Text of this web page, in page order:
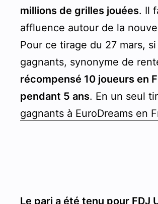
millions de grilles jouées. Il
affluence autour de la
Pour ce tirage du 27 mars,
gagnants, synonyme de
récompensé 10 joueurs en
pendant 5 ans. En un seul
gagnants à EuroDreams en
Le pari a été tenu pour FDJ